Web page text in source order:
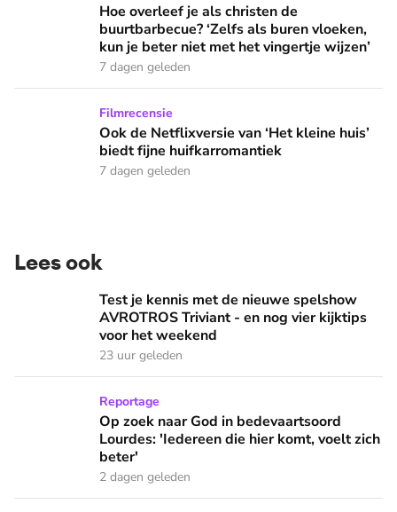
Hoe overleef je als christen de buurtbarbecue? ‘Zelfs als
Hoe overleef je als christen de
buurtbarbecue? ‘Zelfs als buren vloeken,
kun je beter niet met het vingertje wijzen’
7 dagen geleden
Ook de Netflixversie van ‘Het kleine huis’ biedt fijne
Filmrecensie
Ook de Netflixversie van ‘Het kleine huis’
biedt fijne huifkarromantiek
7 dagen geleden
Lees ook
Test je kennis met de nieuwe spelshow AVROTROS
Test je kennis met de nieuwe spelshow
AVROTROS Triviant - en nog vier kijktips
voor het weekend
23 uur geleden
Op zoek naar God in bedevaartsoord Lourdes: 'Iedereen
Reportage
Op zoek naar God in bedevaartsoord
Lourdes: 'Iedereen die hier komt, voelt zich
beter'
2 dagen geleden